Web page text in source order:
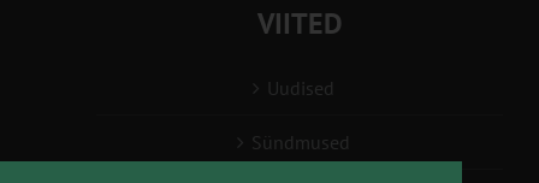
VIITED
Uudised
Sündmused